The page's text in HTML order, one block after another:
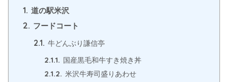
1. 道の駅米沢
2. フードコート
2.1. 牛どんぶり謙信亭
2.1.1. 国産黒毛和牛すき焼き丼
2.1.2. 米沢牛寿司盛りあわせ